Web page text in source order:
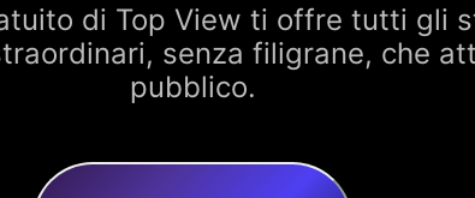
di Top View ti offre tutti gli
senza filigrane, che
pubblico.